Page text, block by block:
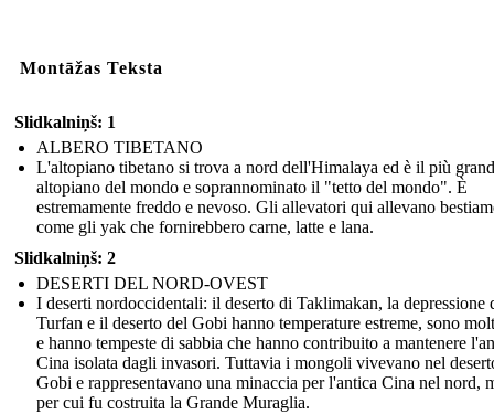
Montāžas Teksta
Slidkalniņš: 1
ALBERO TIBETANO
L'altopiano tibetano si trova a nord dell'Himalaya ed è il più
altopiano del mondo e soprannominato il "tetto del mondo". È
estremamente freddo e nevoso. Gli allevatori qui allevano
come gli yak che fornirebbero carne, latte e lana.
Slidkalniņš: 2
DESERTI DEL NORD-OVEST
I deserti nordoccidentali: il deserto di Taklimakan, la depressione
Turfan e il deserto del Gobi hanno temperature estreme, sono
e hanno tempeste di sabbia che hanno contribuito a mantenere
Cina isolata dagli invasori. Tuttavia i mongoli vivevano nel
Gobi e rappresentavano una minaccia per l'antica Cina nel nord,
per cui fu costruita la Grande Muraglia.